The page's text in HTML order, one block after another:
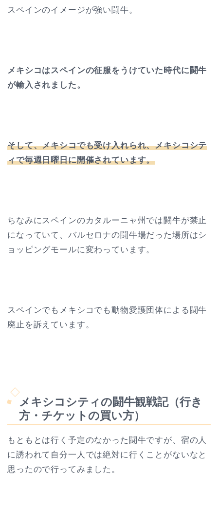
スペインのイメージが強い闘牛。
メキシコはスペインの征服をうけていた時代に闘牛
が輸入されました。
そして、メキシコでも受け入れられ、メキシコシテ
ィで毎週日曜日に開催されています。
ちなみにスペインのカタルーニャ州では闘牛が禁止
になっていて、バルセロナの闘牛場だった場所はシ
ョッピングモールに変わっています。
スペインでもメキシコでも動物愛護団体による闘牛
廃止を訴えています。
メキシコシティの闘牛観戦記（行き
方・チケットの買い方）
もともとは行く予定のなかった闘牛ですが、宿の人
に誘われて自分一人では絶対に行くことがないなと
思ったので行ってみました。